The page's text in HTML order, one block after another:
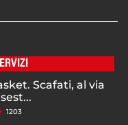
Scafati, al via
1203